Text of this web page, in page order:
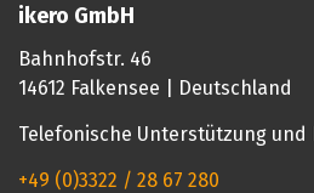
ikero GmbH
Bahnhofstr. 46
14612 Falkensee | Deutschland
Telefonische Unterstützung und
+49 (0)3322 / 28 67 280